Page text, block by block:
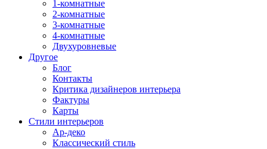
1-комнатные
2-комнатные
3-комнатные
4-комнатные
Двухуровневые
Другое
Блог
Контакты
Критика дизайнеров интерьера
Фактуры
Карты
Стили интерьеров
Ар-деко
Классический стиль